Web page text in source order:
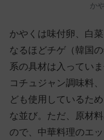
か
かやくは味付卵、白
なるほどチゲ（韓国
系の具材は入ってい
コチュジャン調味料
ども使用しているた
な並び。ただ、原材
ので、中華料理のエ